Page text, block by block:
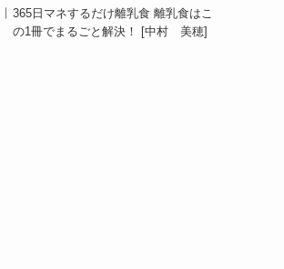
365日マネするだけ離乳食 離乳食はこ
の1冊でまるごと解決！ [中村 美穂]